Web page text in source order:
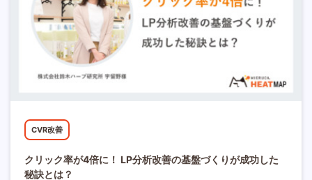
CVR改善
クリック率が4倍に！ LP分析改善の基盤づくりが成功した
秘訣とは？